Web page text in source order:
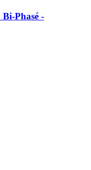
Bi-​Phasé -​